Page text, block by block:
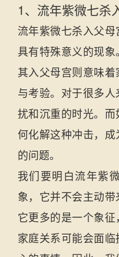
1、流年紫微七杀
流年紫微七杀入父
具有特殊意义的现
其入父母宫则意味
与考验。对于很多
扰和沉重的时光。
何化解这种冲击，
的问题。
我们要明白流年紫
象，它并不会主动带
它更多的是一个象
家庭关系可能会面